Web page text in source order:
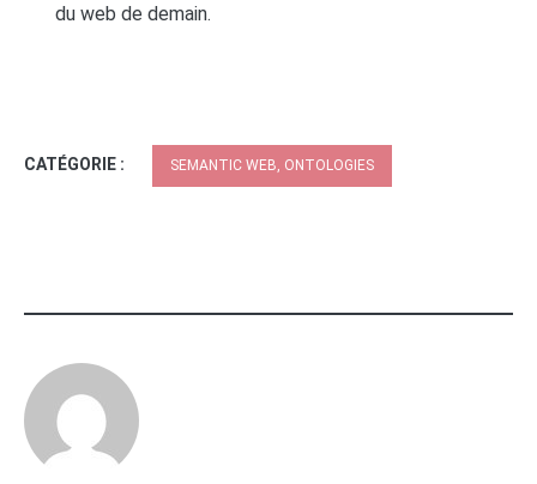
du web de demain.
CATÉGORIE : SEMANTIC WEB, ONTOLOGIES